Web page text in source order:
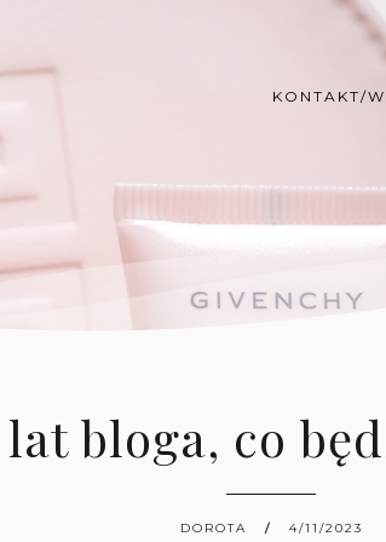
KONTAKT/
lat bloga, co
DOROTA 4/11/2023